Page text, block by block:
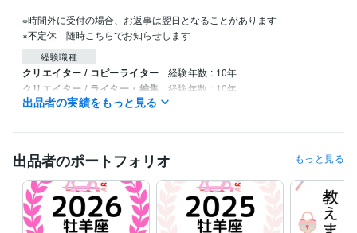
※時間外に受付の場合、お返事は翌日となることがあります
※不定休　随時こちらでお知らせします
経験職種
クリエイター / コピーライター 経験年数 : 10年
クリエイター / ライター・編集 経験年数 : 10年
時山結糸 2017年12月 ~ 現在
受賞歴
『2022年牡羊座の運勢をホロスコープとタロットで占います』 『パ
ーソナル占星術』シリーズ 『2023年牡羊座の運勢をホロスコープと
タロットで占います』
2024年12星座の運勢をホロスコープとタロッ
トで占います 『タロットであの人の気持ちを占います』
出品者の実績をもっと見る
出品者のポートフォリオ もっと見る